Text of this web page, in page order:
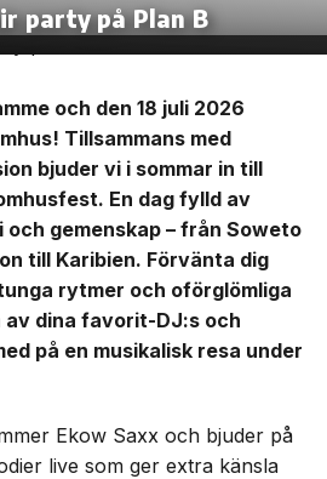
party på Plan B
och den 18 juli 2026
Tillsammans med
bjuder vi i sommar in till
En dag fylld av
och gemenskap – från Soweto
till Karibien. Förvänta dig
rytmer och oförglömliga
av dina favorit-DJ:s och
på en musikalisk resa under
Ekow Saxx och bjuder på
live som ger extra känsla